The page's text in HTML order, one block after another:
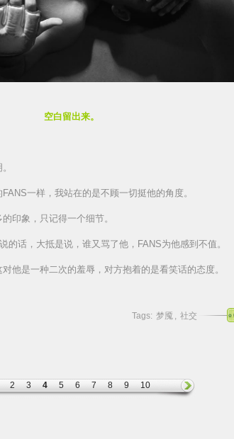
空白留出来。
一样，我站在的是不顾一切挺他的角度。
印象，只记得一个细节。
的话，大抵是说，谁又骂了他，FANS为他感到不值。
他是一种二次的羞辱，对方抱着的是看笑话的态度。
Tags: 梦魇 , 社交
2 3 4 5 6 7 8 9 10